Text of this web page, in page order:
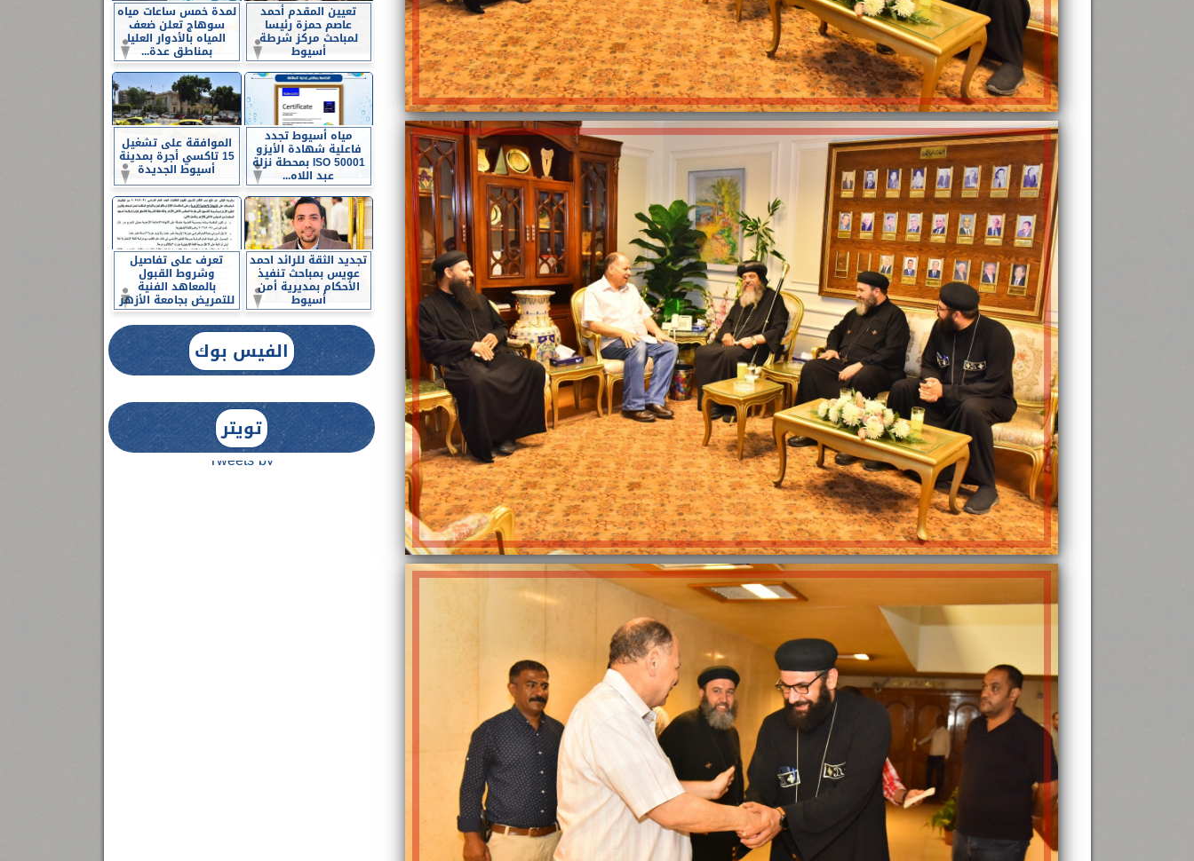
تعيين المقدم أحمد
عاصم حمزة رئيسا
لمباحث مركز شرطة
أسيوط
لمدة خمس ساعات مياه
سوهاج تعلن ضعف
المياه بالأدوار العليا
بمناطق عدة...
مياه أسيوط تجدد
فاعلية شهادة الأيزو
ISO 50001 بمحطة نزلة
عبد اللاه...
الموافقة على تشغيل
15 تاكسي أجرة بمدينة
أسيوط الجديدة
تجديد الثقة للرائد احمد
عويس بمباحث تنفيذ
الأحكام بمديرية أمن
أسيوط
تعرف على تفاصيل
وشروط القبول
بالمعاهد الفنية
للتمريض بجامعة الأزهر
الفيس بوك
تويتر
Tweets by